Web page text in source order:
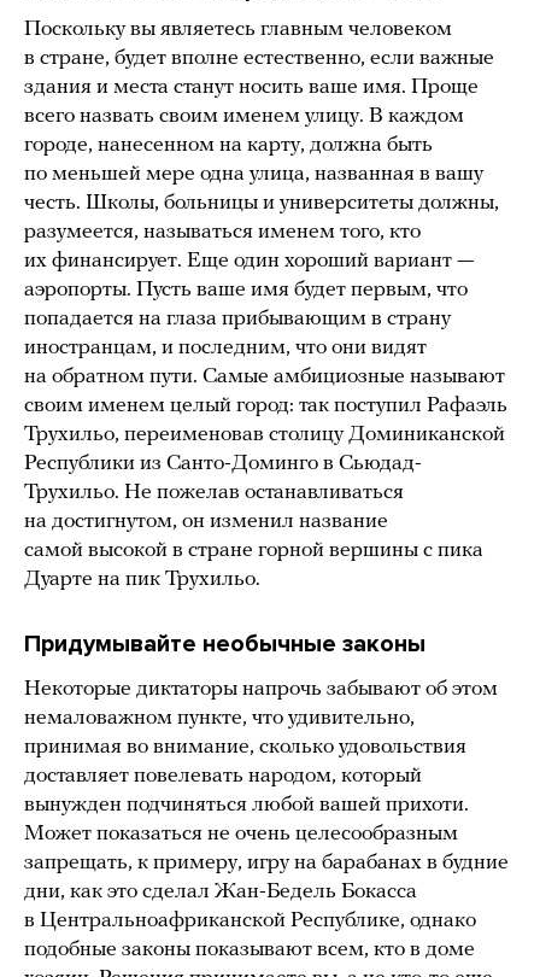
Поскольку вы являетесь главным человеком
в стране, будет вполне естественно, если важные
здания и места станут носить ваше имя. Проще
всего назвать своим именем улицу. В каждом
городе, нанесенном на карту, должна быть
по меньшей мере одна улица, названная в вашу
честь. Школы, больницы и университеты должны,
разумеется, называться именем того, кто
их финансирует. Еще один хороший вариант —
аэропорты. Пусть ваше имя будет первым, что
попадается на глаза прибывающим в страну
иностранцам, и последним, что они видят
на обратном пути. Самые амбициозные называют
своим именем целый город: так поступил Рафаэль
Трухильо, переименовав столицу Доминиканской
Республики из Санто-Доминго в Сьюдад-
Трухильо. Не пожелав останавливаться
на достигнутом, он изменил название
самой высокой в стране горной вершины с пика
Дуарте на пик Трухильо.
Придумывайте необычные законы
Некоторые диктаторы напрочь забывают об этом
немаловажном пункте, что удивительно,
принимая во внимание, сколько удовольствия
доставляет повелевать народом, который
вынужден подчиняться любой вашей прихоти.
Может показаться не очень целесообразным
запрещать, к примеру, игру на барабанах в будние
дни, как это сделал Жан-Бедель Бокасса
в Центральноафриканской Республике, однако
подобные законы показывают всем, кто в доме